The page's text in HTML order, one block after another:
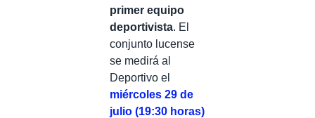
primer equipo
deportivista. El
conjunto lucense
se medirá al
Deportivo el
miércoles 29 de
julio (19:30 horas)